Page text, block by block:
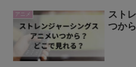
アニメ
スト
つか